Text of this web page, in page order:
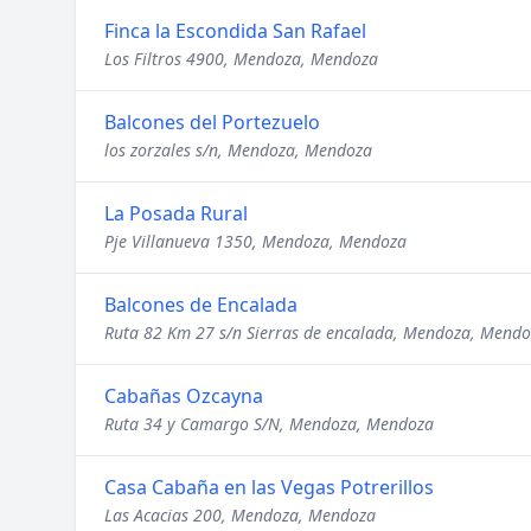
Finca la Escondida San Rafael
Los Filtros 4900, Mendoza, Mendoza
Balcones del Portezuelo
los zorzales s/n, Mendoza, Mendoza
La Posada Rural
Pje Villanueva 1350, Mendoza, Mendoza
Balcones de Encalada
Ruta 82 Km 27 s/n Sierras de encalada, Mendoza,
Cabañas Ozcayna
Ruta 34 y Camargo S/N, Mendoza, Mendoza
Casa Cabaña en las Vegas Potrerillos
Las Acacias 200, Mendoza, Mendoza